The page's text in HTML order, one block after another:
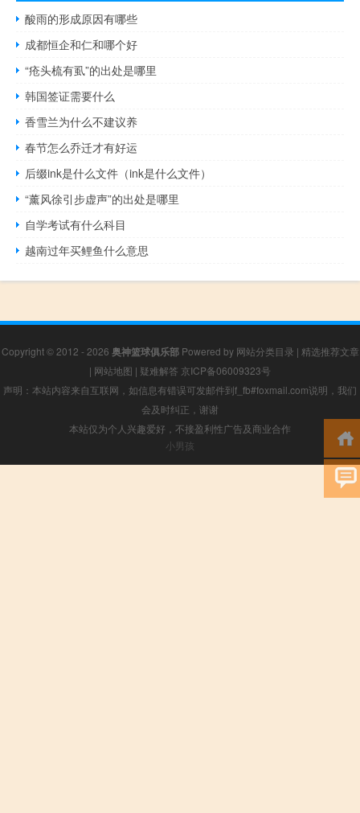
酸雨的形成原因有哪些
成都恒企和仁和哪个好
“疮头梳有虱”的出处是哪里
韩国签证需要什么
香雪兰为什么不建议养
春节怎么乔迁才有好运
后缀ink是什么文件（ink是什么文件）
“薰风徐引步虚声”的出处是哪里
自学考试有什么科目
越南过年买鲤鱼什么意思
Copyright © 2012 - 2026 奥神篮球俱乐部Powered by 网站分类目录 | 精选推荐文章
| 网站地图 | 疑难解答 京ICP备06009323号
声明：本站内容来自互联网，如信息有错误可发邮件到f_fb#foxmail.com说明，我们
会及时纠正，谢谢
本站仅为个人兴趣爱好，不接盈利性广告及商业合作
小男孩